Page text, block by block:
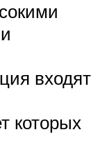
входят
которых